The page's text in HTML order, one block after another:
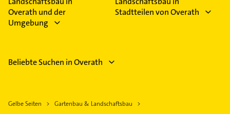
Overath und der
Umgebung
Stadtteilen von Overath
Beliebte Suchen in Overath
Gelbe Seiten
Gartenbau & Landschaftsbau